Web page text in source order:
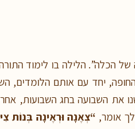
של הכלה”. הלילה בו לימוד
יחד עם אותם הלומדים,
את השבועה בחג השבועות,
אומר, “צְאֶנָה וּרְאֶינָה בְּנוֹת